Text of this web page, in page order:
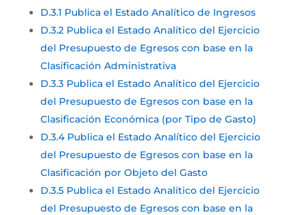
D.3.1 Publica el Estado Analítico de Ingresos
D.3.2 Publica el Estado Analítico del Ejercicio
del Presupuesto de Egresos con base en la
Clasificación Administrativa
D.3.3 Publica el Estado Analítico del Ejercicio
del Presupuesto de Egresos con base en la
Clasificación Económica (por Tipo de Gasto)
D.3.4 Publica el Estado Analítico del Ejercicio
del Presupuesto de Egresos con base en la
Clasificación por Objeto del Gasto
D.3.5 Publica el Estado Analítico del Ejercicio
del Presupuesto de Egresos con base en la